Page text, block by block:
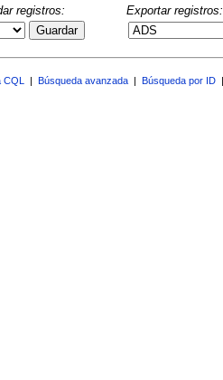
registros:
Guardar
Exportar registros:
Búsqueda avanzada Búsqueda por ID